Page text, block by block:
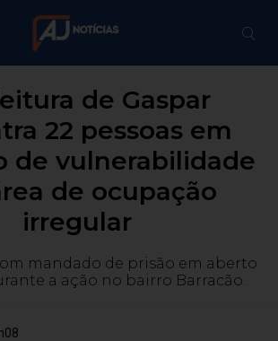
de Gaspar
22 pessoas em
de vulnerabilidade
de ocupação
irregular
mandado de prisão em aberto
a ação no bairro Barracão.